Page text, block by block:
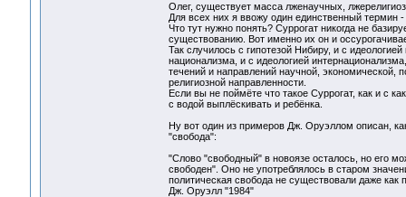
Олег, существует масса лженаучных,
Для всех них я ввожу один единственный термин -
Что тут нужно понять? Суррогат никогда не
существованию. Вот именно их он и
Так случилось с гипотезой Нибиру, и с
национализма, и с идеологией
течений и направлений научной, экономической,
религиозной направленности.
Если вы не поймёте что такое Суррогат, как и с
с водой выплёскивать и ребёнка.
Ну вот один из примеров Дж. Оруэллом описан,
"свобода":
"Слово "свободный" в новоязе осталось, но его
свободен". Оно не употреблялось в старом
политическая свобода не существовали даже как
Дж. Оруэлл "1984"